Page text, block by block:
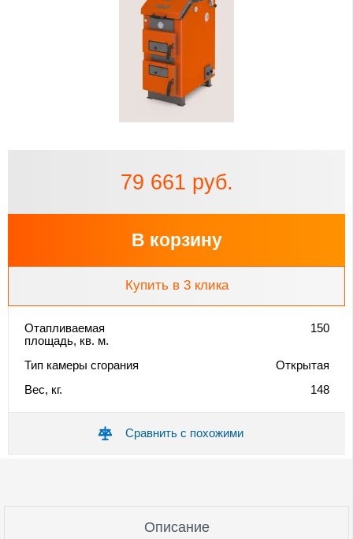
79 661 руб.
В корзину
Купить в 3 клика
Отапливаемая
площадь, кв. м.
150
Тип камеры сгорания
Открытая
Вес, кг.
148
Сравнить с похожими
Описание